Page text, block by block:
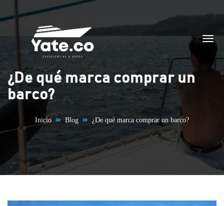
Saltar al contenido
¿De qué marca comprar un
barco?
Inicio Blog ¿De qué marca comprar un barco?